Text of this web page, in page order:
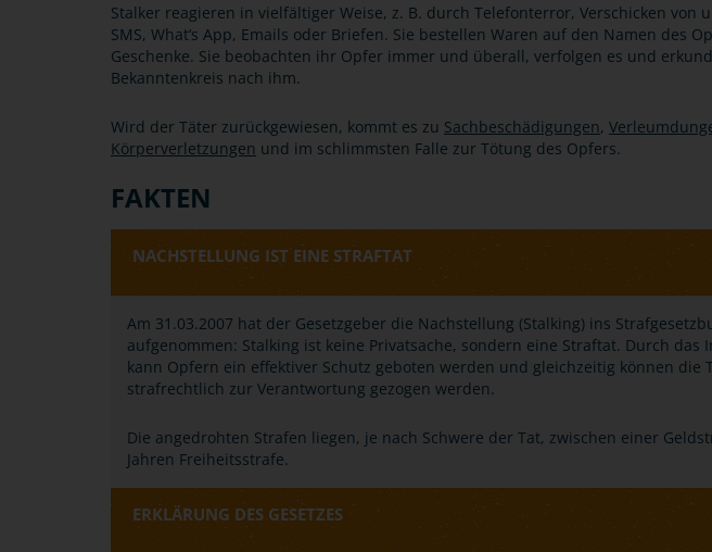
Stalker reagieren in vielfältiger Weise, z. B. durch Telefonterror, Verschicken von
SMS, What‘s App, Emails oder Briefen. Sie bestellen Waren auf den Namen des
Geschenke. Sie beobachten ihr Opfer immer und überall, verfolgen es und
Bekanntenkreis nach ihm.
Wird der Täter zurückgewiesen, kommt es zu Sachbeschädigungen,
Körperverletzungen und im schlimmsten Falle zur Tötung des Opfers.
FAKTEN
NACHSTELLUNG IST EINE STRAFTAT
Am 31.03.2007 hat der Gesetzgeber die Nachstellung (Stalking) ins
aufgenommen: Stalking ist keine Privatsache, sondern eine Straftat. Durch das
kann Opfern ein effektiver Schutz geboten werden und gleichzeitig können die
strafrechtlich zur Verantwortung gezogen werden.
Die angedrohten Strafen liegen, je nach Schwere der Tat, zwischen einer
Jahren Freiheitsstrafe.
ERKLÄRUNG DES GESETZES